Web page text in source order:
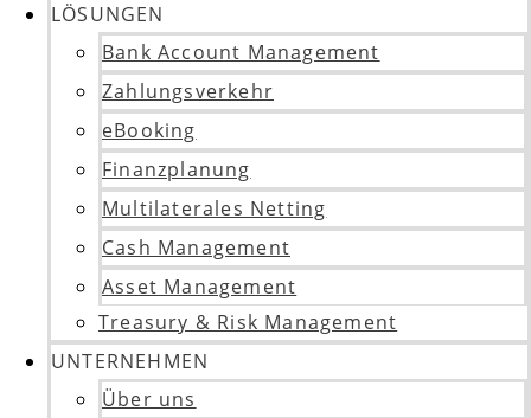
LÖSUNGEN
Bank Account Management
Zahlungsverkehr
eBooking
Finanzplanung
Multilaterales Netting
Cash Management
Asset Management
Treasury & Risk Management
UNTERNEHMEN
Über uns